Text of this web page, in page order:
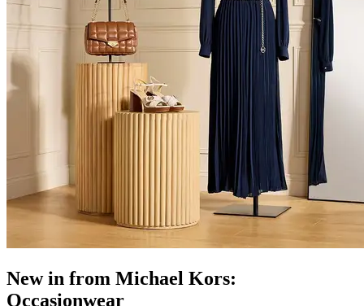
New in from Michael Kors:
Occasionwear